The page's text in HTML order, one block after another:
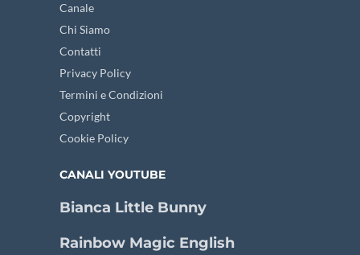
Canale
Chi Siamo
Contatti
Privacy Policy
Termini e Condizioni
Copyright
Cookie Policy
CANALI YOUTUBE
Bianca Little Bunny
Rainbow Magic English